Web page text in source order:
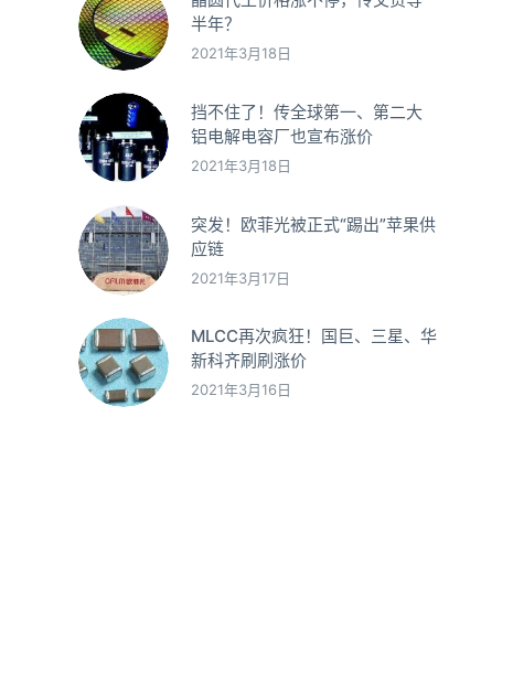
半年？
2021年3月18日
挡不住了！传全球第一、第二大
铝电解电容厂也宣布涨价
2021年3月18日
突发！欧菲光被正式“踢出”苹果供
应链
2021年3月17日
MLCC再次疯狂！国巨、三星、华
新科齐刷刷涨价
2021年3月16日